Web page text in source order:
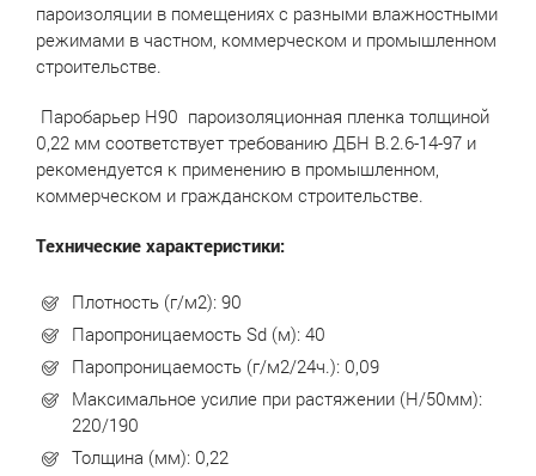
пароизоляции в помещениях с разными влажностными
режимами в частном, коммерческом и промышленном
строительстве.
Паробарьер Н90 пароизоляционная пленка толщиной
0,22 мм соответствует требованию ДБН В.2.6-14-97 и
рекомендуется к применению в промышленном,
коммерческом и гражданском строительстве.
Технические характеристики:
Плотность (г/м2): 90
Паропроницаемость Sd (м): 40
Паропроницаемость (г/м2/24ч.): 0,09
Максимальное усилие при растяжении (Н/50мм):
220/190
Толщина (мм): 0,22